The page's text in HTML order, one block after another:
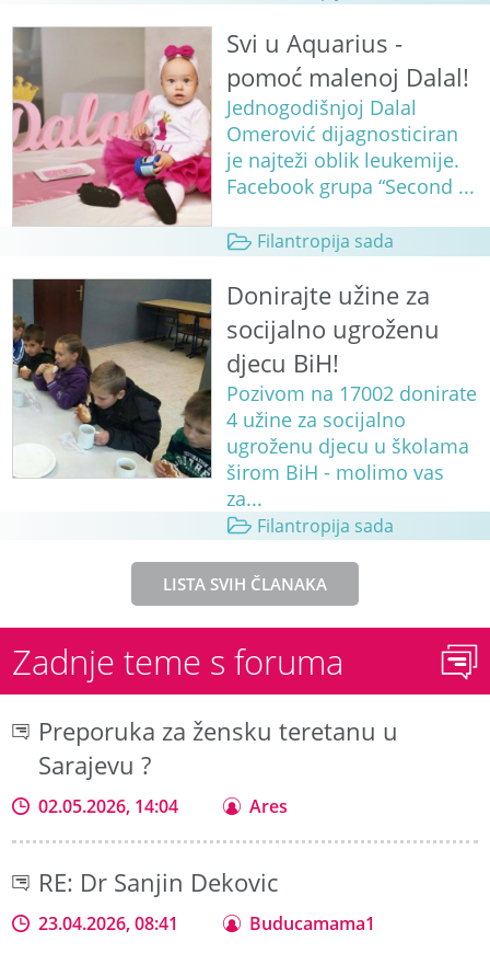
Svi u Aquarius -
pomoć malenoj Dalal!
Jednogodišnjoj Dalal
Omerović dijagnosticiran
je najteži oblik leukemije.
Facebook grupa “Second ...
Filantropija sada
Donirajte užine za
socijalno ugroženu
djecu BiH!
Pozivom na 17002 donirate
4 užine za socijalno
ugroženu djecu u školama
širom BiH - molimo vas
za...
Filantropija sada
LISTA SVIH ČLANAKA
Zadnje teme s foruma
Preporuka za žensku teretanu u
Sarajevu ?
02.05.2026, 14:04 Ares
RE: Dr Sanjin Dekovic
23.04.2026, 08:41 Buducamama1